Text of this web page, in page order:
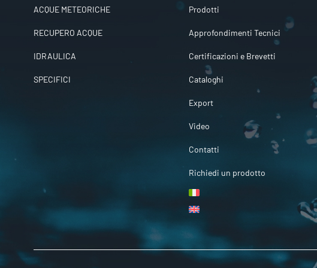
ACQUE METEORICHE
RECUPERO ACQUE
IDRAULICA
SPECIFICI
Prodotti
Approfondimenti Tecnici
Certificazioni e Brevetti
Cataloghi
Export
Video
Contatti
Richiedi un prodotto